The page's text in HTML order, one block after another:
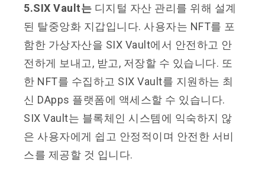
5.SIX Vault는 디지털 자산 관리를 위해 설계
된 탈중앙화 지갑입니다. 사용자는 NFT를 포
함한 가상자산을 SIX Vault에서 안전하고 안
전하게 보내고, 받고, 저장할 수 있습니다. 또
한 NFT를 수집하고 SIX Vault를 지원하는 최
신 DApps 플랫폼에 액세스할 수 있습니다.
SIX Vault는 블록체인 시스템에 익숙하지 않
은 사용자에게 쉽고 안정적이며 안전한 서비
스를 제공할 것 입니다.